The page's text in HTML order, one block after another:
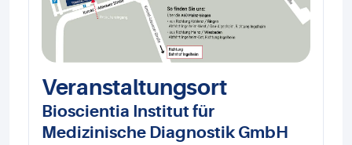
Veranstaltungsort
Bioscientia Institut für
Medizinische Diagnostik GmbH